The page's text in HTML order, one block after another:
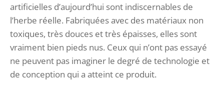
artificielles d’aujourd’hui sont indiscernables de
l’herbe réelle. Fabriquées avec des matériaux non
toxiques, très douces et très épaisses, elles sont
vraiment bien pieds nus. Ceux qui n’ont pas essayé
ne peuvent pas imaginer le degré de technologie et
de conception qui a atteint ce produit.